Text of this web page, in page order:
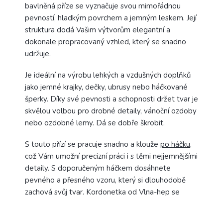
bavlněná příze se vyznačuje svou mimořádnou
pevností, hladkým povrchem a jemným leskem. Její
struktura dodá Vašim výtvorům elegantní a
dokonale propracovaný vzhled, který se snadno
udržuje.
Je ideální na výrobu lehkých a vzdušných doplňků
jako jemné krajky, dečky, ubrusy nebo háčkované
šperky. Díky své pevnosti a schopnosti držet tvar je
skvělou volbou pro drobné detaily, vánoční ozdoby
nebo ozdobné lemy. Dá se dobře škrobit.
S touto přízí se pracuje snadno a klouže po háčku,
což Vám umožní precizní práci i s těmi nejjemnějšími
detaily. S doporučeným háčkem dosáhnete
pevného a přesného vzoru, který si dlouhodobě
zachová svůj tvar. Kordonetka od Vlna-hep se